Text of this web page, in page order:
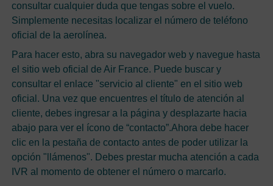
consultar cualquier duda que tengas sobre el vuelo.
Simplemente necesitas localizar el número de teléfono
oficial de la aerolínea.
Para hacer esto, abra su navegador web y navegue hasta
el sitio web oficial de Air France. Puede buscar y
consultar el enlace "servicio al cliente" en el sitio web
oficial. Una vez que encuentres el título de atención al
cliente, debes ingresar a la página y desplazarte hacia
abajo para ver el ícono de “contacto”.Ahora debe hacer
clic en la pestaña de contacto antes de poder utilizar la
opción "llámenos". Debes prestar mucha atención a cada
IVR al momento de obtener el número o marcarlo.